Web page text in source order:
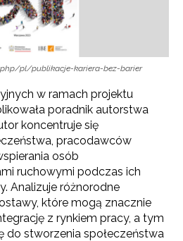
pl/publikacje-kariera-bez-barier
w ramach projektu
poradnik autorstwa
koncentruje się
pracodawców
osób
ruchowymi podczas ich
Analizuje różnorodne
które mogą znacznie
z rynkiem pracy, a tym
do stworzenia społeczeństwa